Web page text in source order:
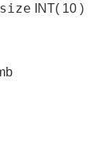
INT( 10 )